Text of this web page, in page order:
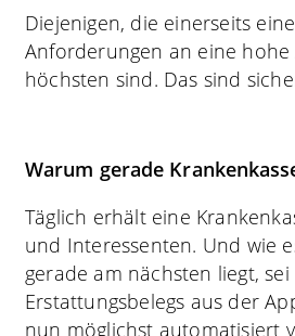
Diejenigen, die einerseits
Anforderungen an eine
höchsten sind. Das sind
Warum gerade
Täglich erhält eine
und Interessenten. Und wie
gerade am nächsten liegt,
Erstattungsbelegs aus der
nun möglichst automatisiert